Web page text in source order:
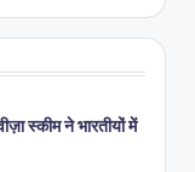
स्कीम ने भारतीयों में